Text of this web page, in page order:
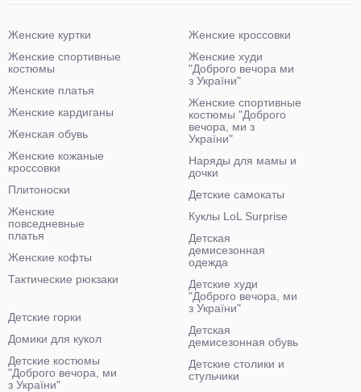
Женские куртки
Женские спортивные
костюмы
Женские платья
Женские кардиганы
Женская обувь
Женские кожаные
кроссовки
Плитоноски
Женские
повседневные
платья
Женские кофты
Тактические рюкзаки
Женские кроссовки
Женские худи
"Доброго вечора ми
з України"
Женские спортивные
костюмы "Доброго
вечора, ми з
України"
Наряды для мамы и
дочки
Детские самокаты
Куклы LoL Surprise
Детская
демисезонная
одежда
Детские худи
"Доброго вечора, ми
з України"
Детская
демисезонная обувь
Детские столики и
стульчики
Детские горки
Домики для кукол
Детские костюмы
"Доброго вечора, ми
з України"